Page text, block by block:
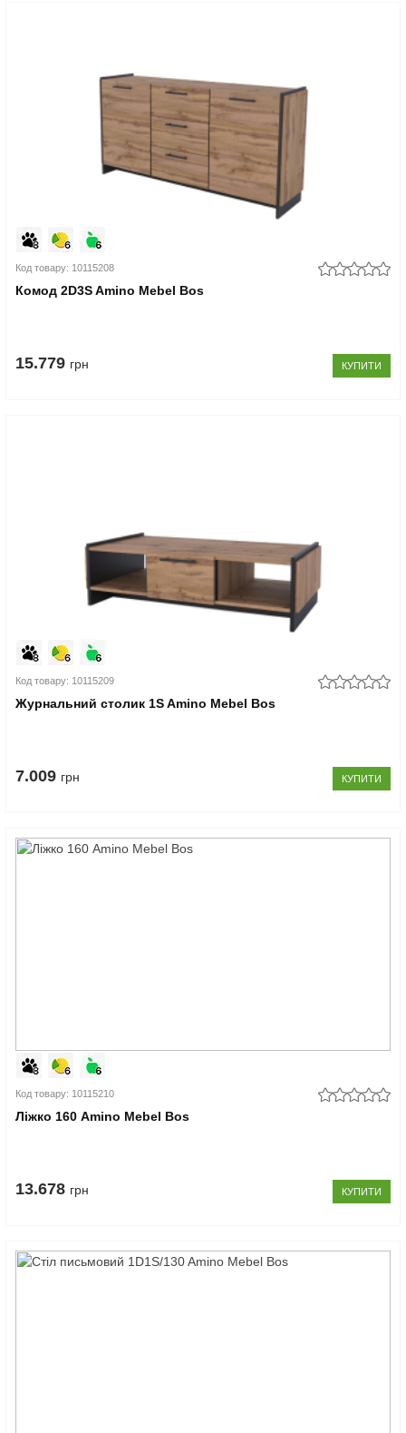
Код товару: 10115208
Комод 2D3S Amino Mebel Bos
15.779 грн КУПИТИ
Код товару: 10115209
Журнальний столик 1S Amino Mebel Bos
7.009 грн КУПИТИ
Код товару: 10115210
Ліжко 160 Amino Mebel Bos
13.678 грн КУПИТИ